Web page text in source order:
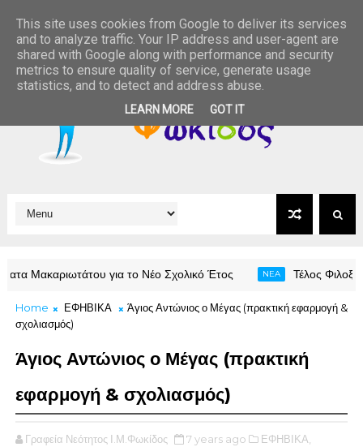
για το Νέο Σχολικό Έτος NEA Τέλος Φιλοξενίας
Home ΕΦΗΒΙΚΑ
Άγιος Αντώνιος ο Μέγας (πρακτική εφαρμογή &
σχολιασμός)
Άγιος Αντώνιος ο Μέγας (πρακτική
εφαρμογή & σχολιασμός)
Γραφεία Νεότητος Ι.Μ.Φωκίδος 7 years ago ΕΦΗΒΙΚΑ,
This site uses cookies from Google to deliver its services
and to analyze traffic. Your IP address and user-agent are
shared with Google along with performance and security
metrics to ensure quality of service, generate usage
statistics, and to detect and address abuse.
LEARN MORE GOT IT